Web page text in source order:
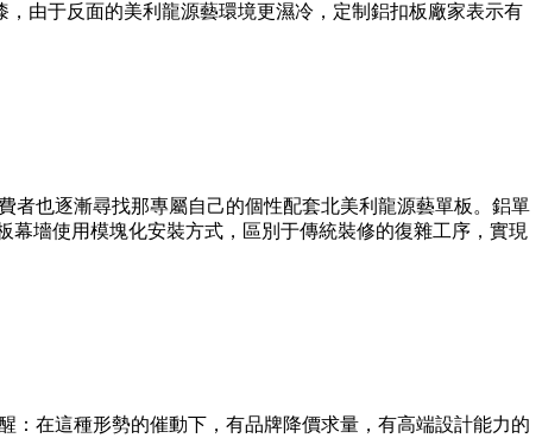
由于反面的美利龍源藝環境更濕冷，定制鋁扣板廠家表示有
者也逐漸尋找那專屬自己的個性配套北美利龍源藝單板。鋁單
幕墻使用模塊化安裝方式，區別于傳統裝修的復雜工序，實現
在這種形勢的催動下，有品牌降價求量，有高端設計能力的